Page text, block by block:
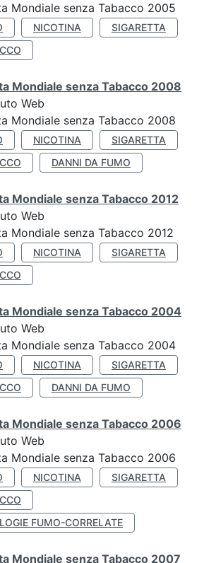
Mondiale senza Tabacco 2005
NICOTINA
SIGARETTA
Mondiale senza Tabacco 2008
Web
Mondiale senza Tabacco 2008
NICOTINA
SIGARETTA
DANNI DA FUMO
Mondiale senza Tabacco 2012
Web
Mondiale senza Tabacco 2012
NICOTINA
SIGARETTA
Mondiale senza Tabacco 2004
Web
Mondiale senza Tabacco 2004
NICOTINA
SIGARETTA
DANNI DA FUMO
Mondiale senza Tabacco 2006
Web
Mondiale senza Tabacco 2006
NICOTINA
SIGARETTA
FUMO-CORRELATE
Mondiale senza Tabacco 2007